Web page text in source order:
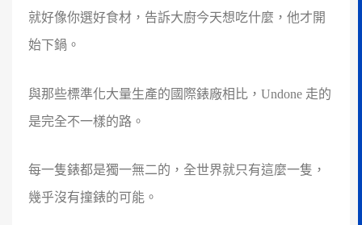
就好像你選好食材，告訴大廚今天想吃什麼，他才開
始下鍋。
與那些標準化大量生產的國際錶廠相比，Undone 走的
是完全不一樣的路。
每一隻錶都是獨一無二的，全世界就只有這麼一隻，
幾乎沒有撞錶的可能。